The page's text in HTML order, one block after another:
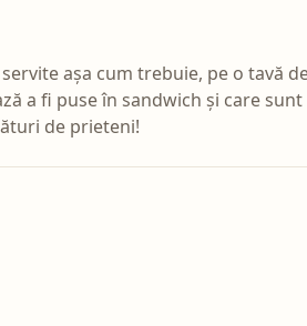
așa cum trebuie, pe o tavă
a fi puse în sandwich și care
de prieteni!